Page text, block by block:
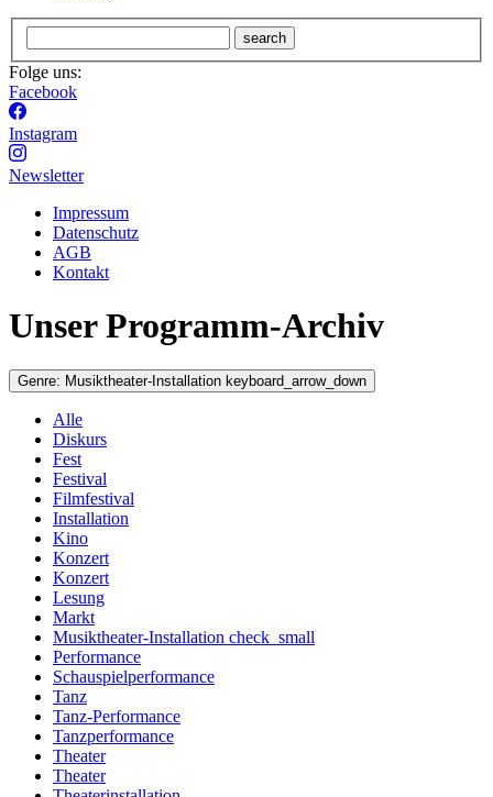
search
Folge uns:
Facebook
Instagram
Newsletter
Impressum
Datenschutz
AGB
Kontakt
Unser Programm-Archiv
Genre: Musiktheater-Installation keyboard_arrow_down
Alle
Diskurs
Fest
Festival
Filmfestival
Installation
Kino
Konzert
Konzert
Lesung
Markt
Musiktheater-Installation check_small
Performance
Schauspielperformance
Tanz
Tanz-Performance
Tanzperformance
Theater
Theater